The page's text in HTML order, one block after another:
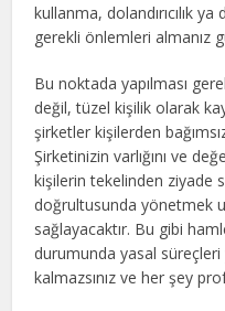
kullanma, dolandırıcılık ya
gerekli önlemleri almanız
Bu noktada yapılması
değil, tüzel kişilik olarak
şirketler kişilerden
Şirketinizin varlığını ve
kişilerin tekelinden ziyade
doğrultusunda yönetmek
sağlayacaktır. Bu gibi
durumunda yasal
kalmazsınız ve her şey